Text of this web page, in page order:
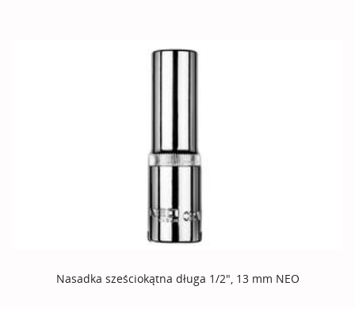
Nasadka sześciokątna długa 1/2", 13 mm NEO